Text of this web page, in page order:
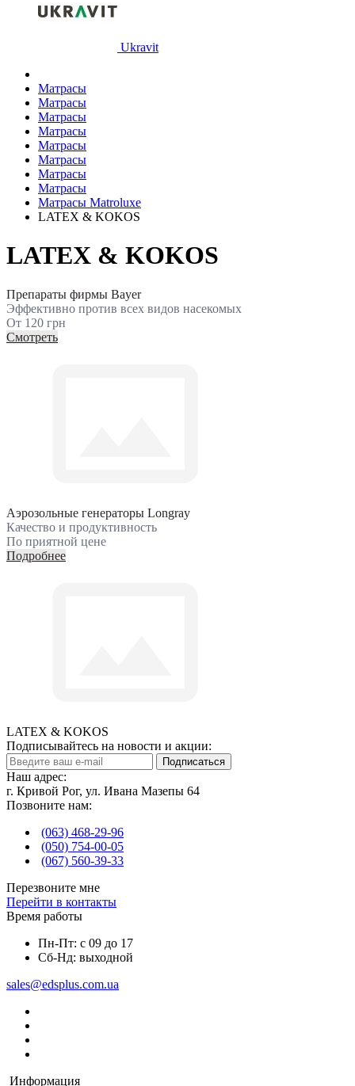
Ukravit
Матрасы
Матрасы
Матрасы
Матрасы
Матрасы
Матрасы
Матрасы
Матрасы
Матрасы Matroluxe
LATEX & KOKOS
LATEX & KOKOS
Препараты фирмы Bayer
Эффективно против всех видов насекомых
От 120 грн
Смотреть
Аэрозольные генераторы Longray
Качество и продуктивность
По приятной цене
Подробнее
LATEX & KOKOS
Подписывайтесь на новости и акции:
Подписаться
Наш адрес:
г. Кривой Рог, ул. Ивана Мазепы 64
Позвоните нам:
(063) 468-29-96
(050) 754-00-05
(067) 560-39-33
Перезвоните мне
Перейти в контакты
Время работы
Пн-Пт: с 09 до 17
Сб-Нд: выходной
sales@edsplus.com.ua
Информация